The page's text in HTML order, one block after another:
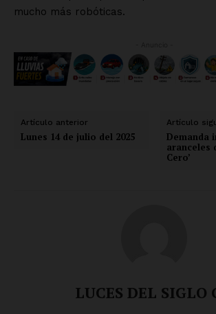
mucho más robóticas.
Artículo anterior
Lunes 14 de julio del 2025
Artículo
Demanda
aranceles
Cero’
LUCES DEL SIGLO